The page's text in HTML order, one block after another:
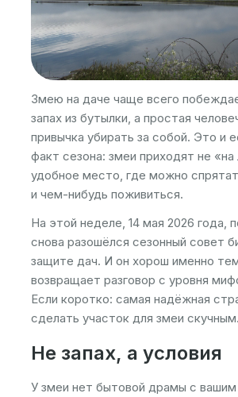
Змею на даче чаще всего
запах из бутылки, а простая
привычка убирать за собой. Это и
факт сезона: змеи приходят не
удобное место, где можно
и чем-нибудь поживиться.
На этой неделе, 14 мая 2026 года,
снова разошёлся сезонный совет
защите дач. И он хорош именно
возвращает разговор с уровня
Если коротко: самая надёжная
сделать участок для змеи скучным.
Не запах, а условия
У змеи нет бытовой драмы с